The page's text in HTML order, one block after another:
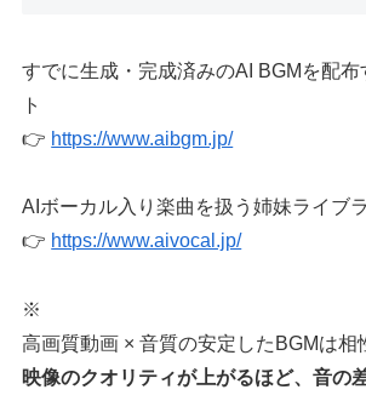
すでに生成・完成済みのAI BGMを配布
ト
👉 https://www.aibgm.jp/
AIボーカル入り楽曲を扱う姉妹ライブ
👉 https://www.aivocal.jp/
※
高画質動画 × 音質の安定したBGMは相
映像のクオリティが上がるほど、音の